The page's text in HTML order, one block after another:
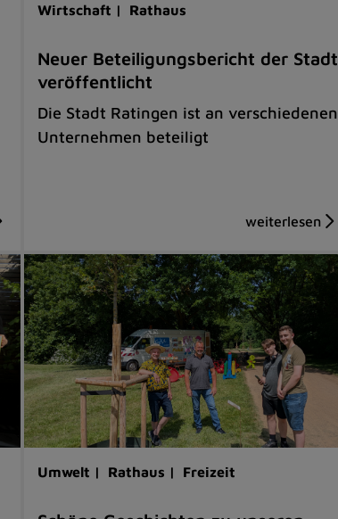
Wirtschaft | Rathaus
Neuer Beteiligungsbericht der Stadt
veröffentlicht
Die Stadt Ratingen ist an verschiedenen
Unternehmen beteiligt
Umwelt | Rathaus | Freizeit